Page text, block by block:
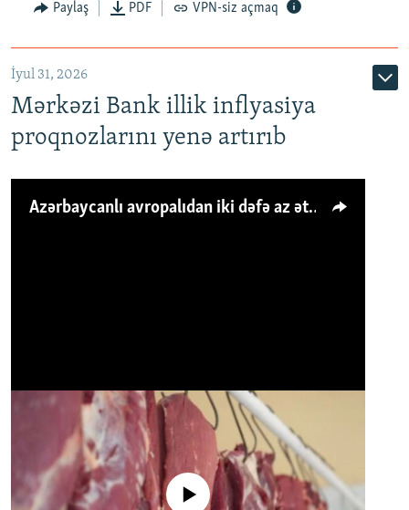
Paylaş PDF VPN-siz açmaq
İyul 31, 2026
Mərkəzi Bank illik inflyasiya
proqnozlarını yenə artırıb
Azərbaycanlı avropalıdan iki dəfə az ət yeyir, amma... 'Qiymət artımı qaçılmazdır'
No media source currently available